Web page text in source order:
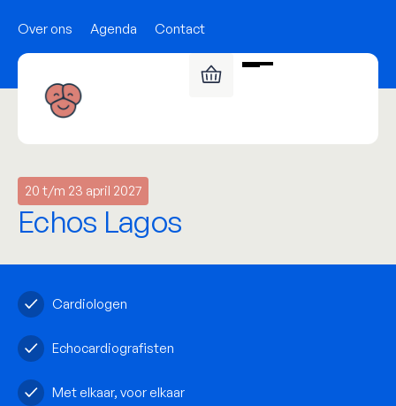
Over ons Agenda Contact
20 t/m 23 april 2027
Echos Lagos
Cardiologen
Echocardiografisten
Met elkaar, voor elkaar